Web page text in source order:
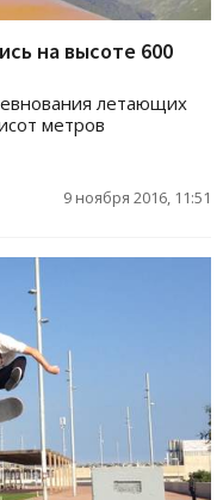
на высоте 600
летающих
метров
9 ноября 2016, 11:51